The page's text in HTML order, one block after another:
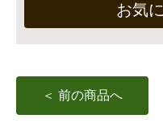
お気
＜ 前の商品へ